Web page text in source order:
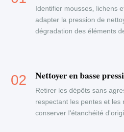
Identifier mousses, lichens
adapter la pression de
dégradation des éléments
Nettoyer en basse
Retirer les dépôts sans
respectant les pentes et les
conserver l'étanchéité